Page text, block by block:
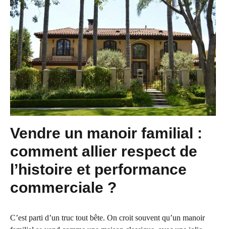
Vendre un manoir familial :
comment allier respect de
l’histoire et performance
commerciale ?
C’est parti d’un truc tout bête. On croit souvent qu’un manoir